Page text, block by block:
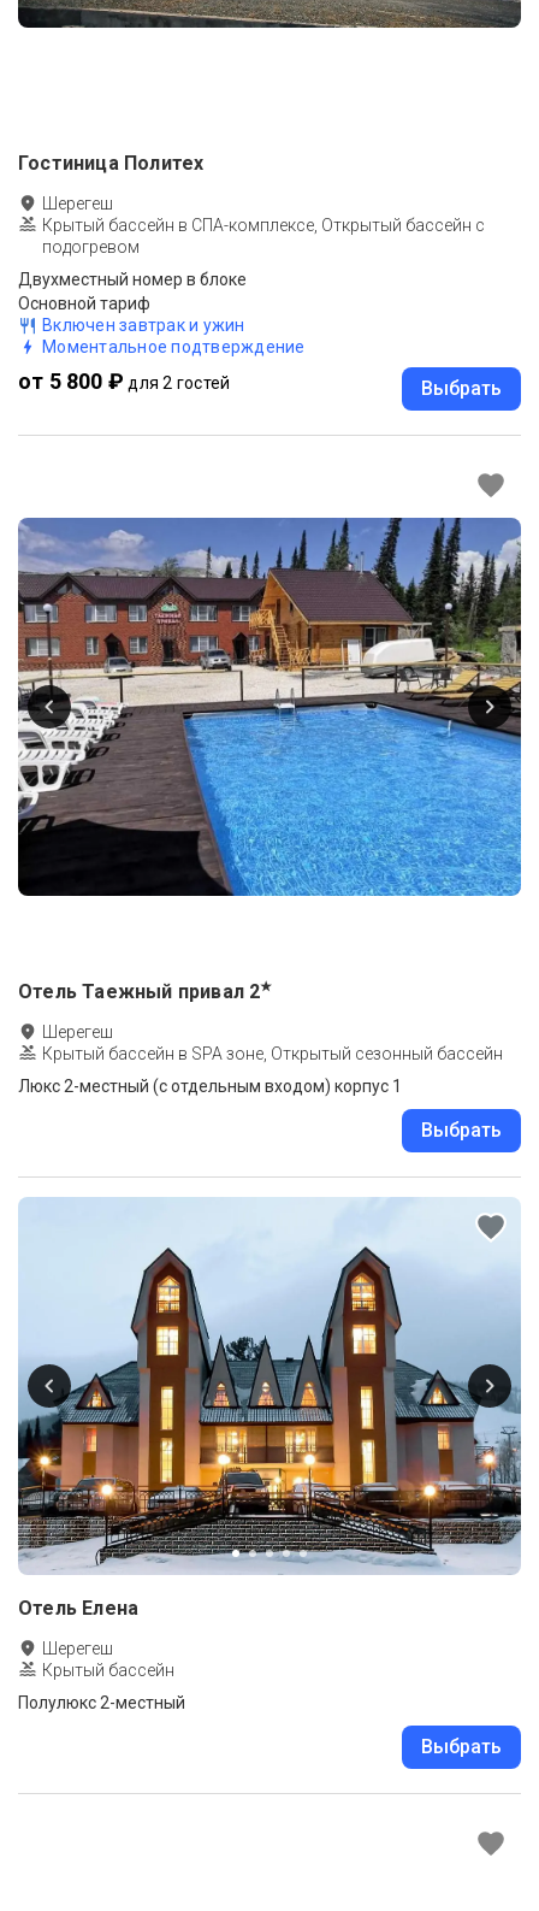
Гостиница Политех
Шерегеш
Крытый бассейн в СПА-комплексе, Открытый бассейн с
подогревом
Двухместный номер в блоке
Основной тариф
Включен завтрак и ужин
Моментальное подтверждение
от 5 800 ₽ для 2 гостей Выбрать
Отель Таежный привал 2★
Шерегеш
Крытый бассейн в SPA зоне, Открытый сезонный бассейн
Люкс 2-местный (с отдельным входом) корпус 1
Выбрать
Отель Елена
Шерегеш
Крытый бассейн
Полулюкс 2-местный
Выбрать